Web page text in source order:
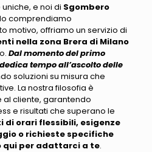
e noi di Sgombero
comprendiamo
motivo, offriamo un servizio di
nella zona Brera di Milano
Dal momento del primo
tempo all’ascolto delle
soluzioni su misura che
La nostra filosofia è
al cliente, garantendo
e risultati che superano le
di orari flessibili, esigenze
o richieste specifiche
qui per adattarci a te.